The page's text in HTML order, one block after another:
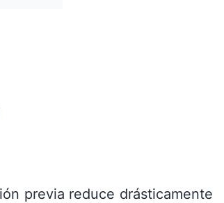
previa reduce drásticamente